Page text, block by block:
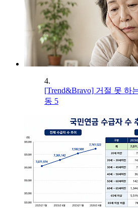
4.
[Trend&Bravo] 거절 못 하
동 5